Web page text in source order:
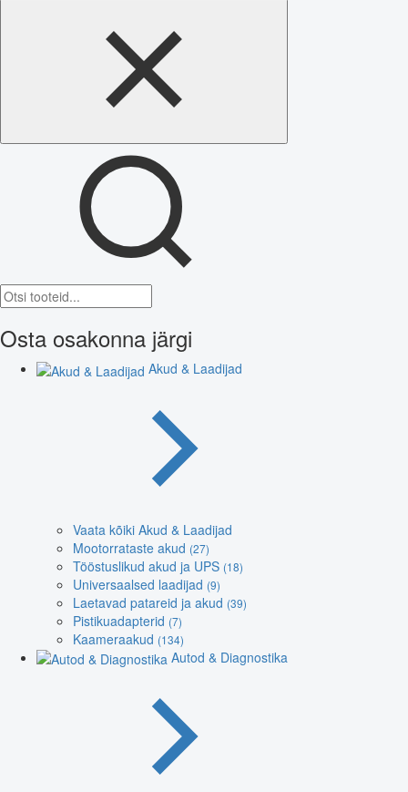
Osta osakonna järgi
Akud & Laadijad
Vaata kõiki Akud & Laadijad
Mootorrataste akud (27)
Tööstuslikud akud ja UPS (18)
Universaalsed laadijad (9)
Laetavad patareid ja akud (39)
Pistikuadapterid (7)
Kaameraakud (134)
Autod & Diagnostika